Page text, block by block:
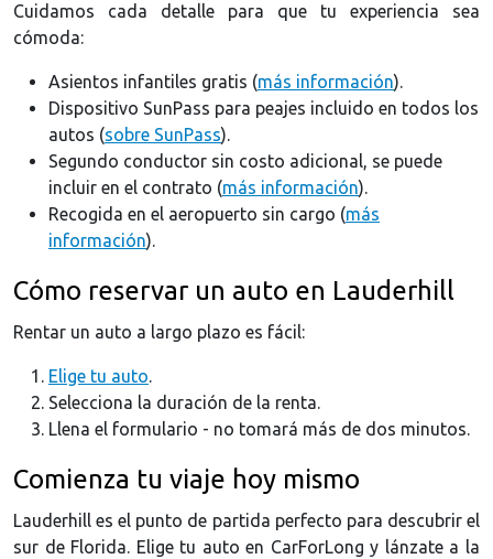
Cuidamos cada detalle para que tu experiencia sea
cómoda:
Asientos infantiles gratis (más información).
Dispositivo SunPass para peajes incluido en todos los
autos (sobre SunPass).
Segundo conductor sin costo adicional, se puede
incluir en el contrato (más información).
Recogida en el aeropuerto sin cargo (más
información).
Cómo reservar un auto en Lauderhill
Rentar un auto a largo plazo es fácil:
Elige tu auto.
Selecciona la duración de la renta.
Llena el formulario - no tomará más de dos minutos.
Comienza tu viaje hoy mismo
Lauderhill es el punto de partida perfecto para descubrir el
sur de Florida. Elige tu auto en CarForLong y lánzate a la